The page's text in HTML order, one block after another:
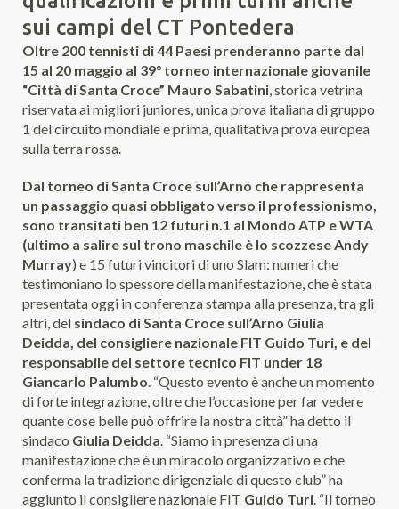
sui campi del CT Pontedera
Oltre 200 tennisti di 44 Paesi prenderanno parte dal
15 al 20 maggio al 39° torneo internazionale giovanile
“Città di Santa Croce” Mauro Sabatini, storica vetrina
riservata ai migliori juniores, unica prova italiana di gruppo
1 del circuito mondiale e prima, qualitativa prova europea
sulla terra rossa.
Dal torneo di Santa Croce sull’Arno che rappresenta
un passaggio quasi obbligato verso il professionismo,
sono transitati ben 12 futuri n.1 al Mondo ATP e WTA
(ultimo a salire sul trono maschile è lo scozzese Andy
Murray) e 15 futuri vincitori di uno Slam: numeri che
testimoniano lo spessore della manifestazione, che è stata
presentata oggi in conferenza stampa alla presenza, tra gli
altri, del sindaco di Santa Croce sull’Arno Giulia
Deidda, del consigliere nazionale FIT Guido Turi, e del
responsabile del settore tecnico FIT under 18
Giancarlo Palumbo. “Questo evento è anche un momento
di forte integrazione, oltre che l’occasione per far vedere
quante cose belle può offrire la nostra città” ha detto il
sindaco Giulia Deidda. “Siamo in presenza di una
manifestazione che è un miracolo organizzativo e che
conferma la tradizione dirigenziale di questo club” ha
aggiunto il consigliere nazionale FIT Guido Turi. “Il torneo